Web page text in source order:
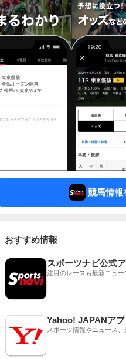
競馬情報
おすすめ情報
スポーツナビ公式
注目のレースも最新ニュ
Yahoo! JAPANアプ
スポーツ情報やニュース